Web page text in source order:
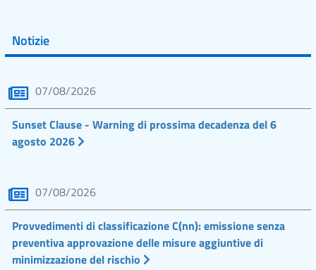
Notizie
07/08/2026
Sunset Clause - Warning di prossima decadenza del 6
agosto 2026
07/08/2026
Provvedimenti di classificazione C(nn): emissione senza
preventiva approvazione delle misure aggiuntive di
minimizzazione del rischio